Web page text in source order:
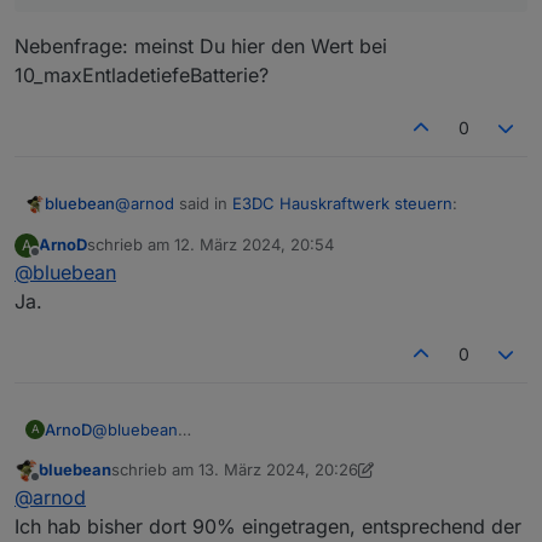
Habe auch keinen Parameter im Kopf wo man hätte
Die Gesamtkapazität der Batterie wird über den e3dc-
rscp Adapter direkt ausgelesen. Wenn da bereits die
Nebenfrage: meinst Du hier den Wert bei
10_maxEntladetiefeBatterie?
0
bluebean@arnod said in E3DC Hauskraftwerk steuern:
A
Offline
ArnoDschrieb am 12. März 2024, 20:54
zuletzt editiert von
@bluebean
Ja.
0
A ArnoD@bluebean
Offline
bluebeanschrieb am 13. März 2024, 20:26
zuletzt editiert von bluebean
@arnod
Ich hab bisher dort 90% eingetragen, entsprechend der